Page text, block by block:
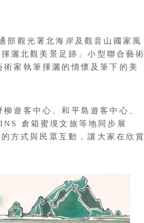
部觀光署北海岸及觀音山國家風
灑北觀美景足跡」小型聯合藝術
家執筆揮灑的情懷及筆下的美
遊客中心、和平島遊客中心、
倉箱蜜境文旅等地同步展
方式與民眾互動，讓大家在欣賞